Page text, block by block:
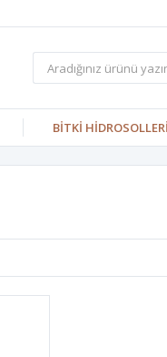
BİTKİ HİDROSOLLERİ